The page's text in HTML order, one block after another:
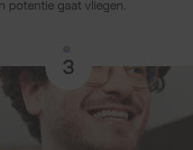
potentie gaat vliegen.
3